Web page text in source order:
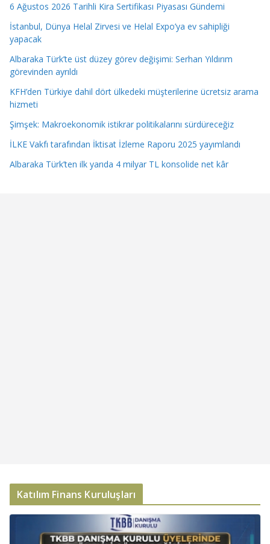
6 Ağustos 2026 Tarihli Kira Sertifikası Piyasası Gündemi
İstanbul, Dünya Helal Zirvesi ve Helal Expo’ya ev sahipliği
yapacak
Albaraka Türk’te üst düzey görev değişimi: Serhan Yıldırım
görevinden ayrıldı
KFH’den Türkiye dahil dört ülkedeki müşterilerine ücretsiz arama
hizmeti
Şimşek: Makroekonomik istikrar politikalarını sürdüreceğiz
İLKE Vakfı tarafından İktisat İzleme Raporu 2025 yayımlandı
Albaraka Türk’ten ilk yarıda 4 milyar TL konsolide net kâr
Katılım Finans Kuruluşları